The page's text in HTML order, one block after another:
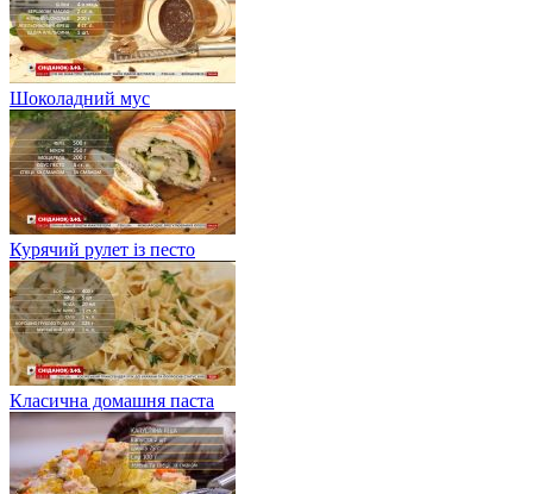
Шоколадний мус
Курячий рулет із песто
Класична домашня паста